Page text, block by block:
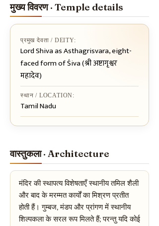
मुख्य विवरण · Temple details
प्रमुख देवता / DEITY:
Lord Shiva as Asthagrisvara, eight-
faced form of Śiva (श्री अष्टागृश्वर
महादेव)
स्थान / LOCATION:
Tamil Nadu
वास्तुकला · Architecture
मंदिर की स्थापत्य विशेषताएँ स्थानीय तमिल शैली
और बाद के मरम्मत कार्यों का मिश्रण प्रतीत
होती हैं। गुम्बज, मंडप और प्रांगण में स्थानीय
शिल्पकला के सरल रूप मिलते हैं; परन्तु यदि कोई